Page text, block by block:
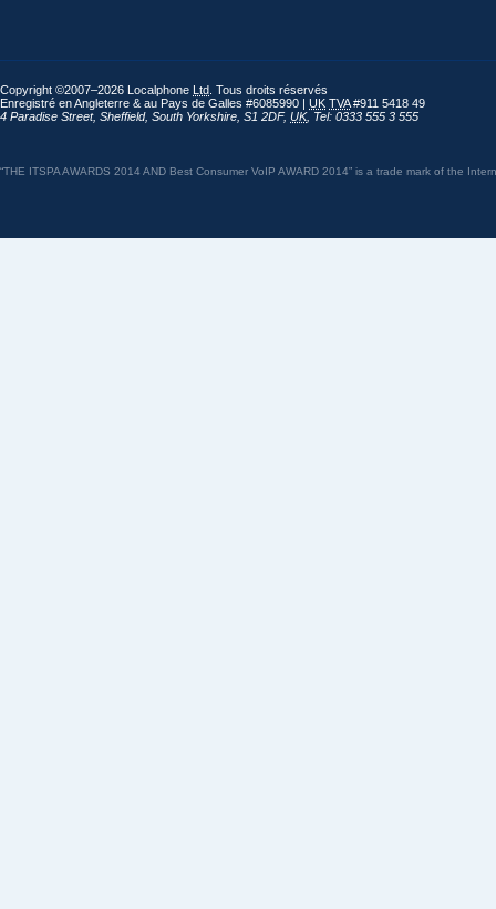
Copyright ©2007–2026 Localphone Ltd . Tous droits réservés
Enregistré en Angleterre & au Pays de Galles #6085990 | UK TVA#911 5418 49
4 Paradise Street, Sheffield, South Yorkshire S1 2DF, UK, Tel: 0333 555 3 555
“THE ITSPA AWARDS 2014 AND Best Consumer VoIP AWARD 2014” is a trade mark of the